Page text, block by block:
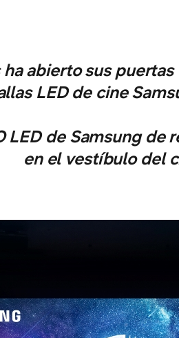
abierto sus
LED de cine
LED de Samsung
en el vestíbulo del